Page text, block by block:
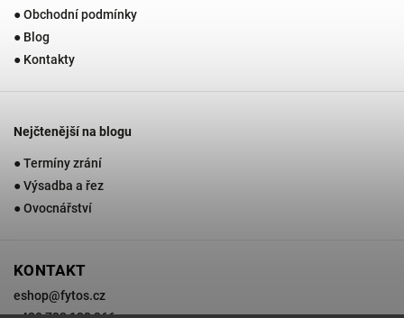
● Obchodní podmínky
● Blog
● Kontakty
Nejčtenější na blogu
● Termíny zrání
● Výsadba a řez
● Ovocnářství
KONTAKT
eshop@fytos.cz